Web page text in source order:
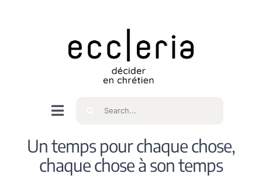
Navigation
bascule
Accueil
Rechercher
Un temps pour chaque chose,
chaque chose à son temps